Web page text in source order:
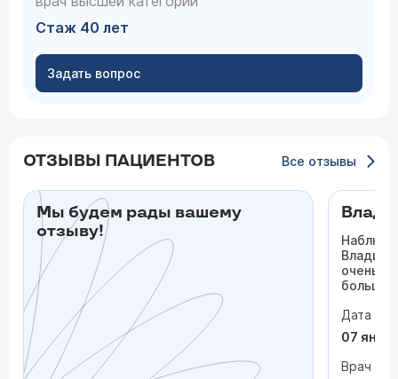
Стаж 40 лет
Задать вопрос
ОТЗЫВЫ ПАЦИЕНТОВ Все отзывы
Мы будем рады вашему
отзыву!
очень
большое
Дата
07
Врач